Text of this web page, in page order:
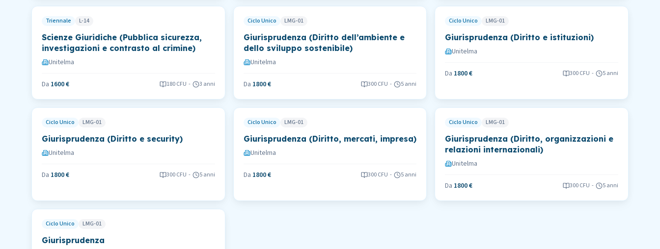
Triennale L-14
Scienze Giuridiche (Pubblica sicurezza,
investigazioni e contrasto al crimine)
Unitelma
Da 1600 € 180CFU - 3 anni
Ciclo Unico LMG-01
Giurisprudenza (Diritto dell’ambiente e
dello sviluppo sostenibile)
Unitelma
Da 1800 € 300CFU - 5 anni
Ciclo Unico LMG-01
Giurisprudenza (Diritto e istituzioni)
Unitelma
Da 1800 € 300CFU - 5 anni
Ciclo Unico LMG-01
Giurisprudenza (Diritto e security)
Unitelma
Da 1800 € 300CFU - 5 anni
Ciclo Unico LMG-01
Giurisprudenza (Diritto, mercati, impresa)
Unitelma
Da 1800 € 300CFU - 5 anni
Ciclo Unico LMG-01
Giurisprudenza (Diritto, organizzazioni e
relazioni internazionali)
Unitelma
Da 1800 € 300CFU - 5 anni
Ciclo Unico LMG-01
Giurisprudenza